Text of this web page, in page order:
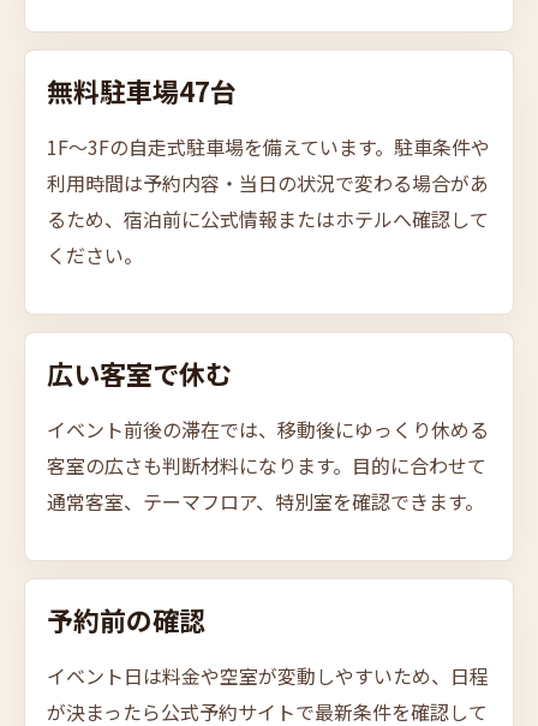
無料駐車場47台
1F〜3Fの自走式駐車場を備えています。駐車条件や
利用時間は予約内容・当日の状況で変わる場合があ
るため、宿泊前に公式情報またはホテルへ確認して
ください。
広い客室で休む
イベント前後の滞在では、移動後にゆっくり休める
客室の広さも判断材料になります。目的に合わせて
通常客室、テーマフロア、特別室を確認できます。
予約前の確認
イベント日は料金や空室が変動しやすいため、日程
が決まったら公式予約サイトで最新条件を確認して